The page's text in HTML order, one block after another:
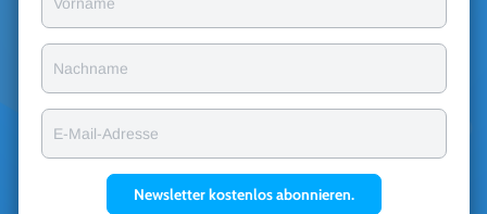
Nachname
E-Mail-Adresse
Newsletter kostenlos abonnieren.